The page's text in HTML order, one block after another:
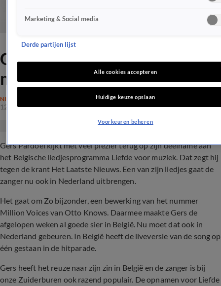
Gers brengt song Liefde voor
muziek naar NL
NIEUWS
12 aug 2017, 18:12
Gers Pardoel kijkt met veel plezier terug op zijn deelname aan
het Belgische liedjesprogramma Liefde voor muziek. Dat zegt hij
tegen de krant Het Laatste Nieuws. Een van zijn liedjes gaat de
zanger nu ook in Nederland uitbrengen.
Het gaat om Zo bijzonder, een bewerking van het nummer
Million Voices van Otto Knows. Daarmee maakte Gers de
afgelopen weken al goede sier in België. Nu moet dat ook in
Nederland gebeuren. In België heeft de liveversie van de song op
één gestaan in de hitparade.
Gers heeft het reuze naar zijn zin in België en de zanger is bij
onze Zuiderburen ook razend populair. De opnamen voor Liefde
Marketing & Social media
Derde partijen lijst
Alle cookies accepteren
Huidige keuze opslaan
Voorkeuren beheren